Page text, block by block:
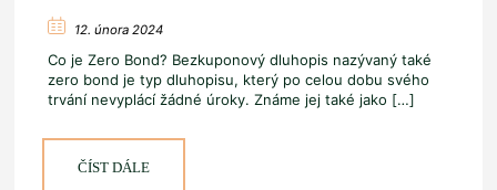
12. února 2024
Co je Zero Bond? Bezkuponový dluhopis nazývaný také
zero bond je typ dluhopisu, který po celou dobu svého
trvání nevyplácí žádné úroky. Známe jej také jako […]
ČÍST DÁLE